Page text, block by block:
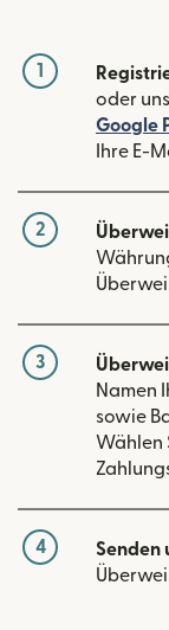
1
oder
Google
Ihre E-
2
3
Namen
sowie
Wählen
4 Senden